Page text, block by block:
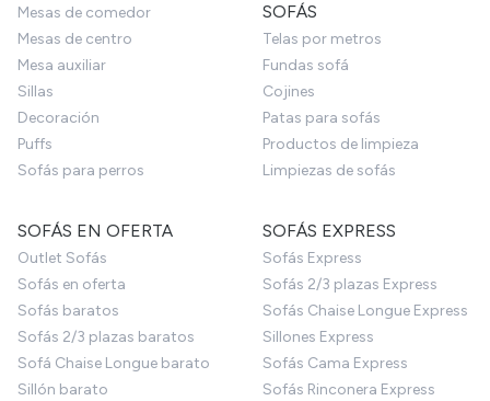
Mesas de comedor
Mesas de centro
Mesa auxiliar
Sillas
Decoración
Puffs
Sofás para perros
SOFÁS
Telas por metros
Fundas sofá
Cojines
Patas para sofás
Productos de limpieza
Limpiezas de sofás
SOFÁS EN OFERTA
Outlet Sofás
Sofás en oferta
Sofás baratos
Sofás 2/3 plazas baratos
Sofá Chaise Longue barato
Sillón barato
SOFÁS EXPRESS
Sofás Express
Sofás 2/3 plazas Express
Sofás Chaise Longue Express
Sillones Express
Sofás Cama Express
Sofás Rinconera Express